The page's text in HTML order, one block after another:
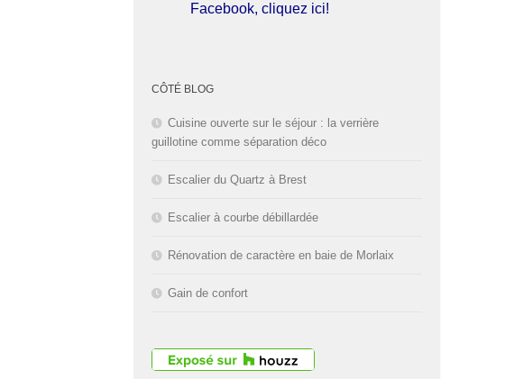
Facebook, cliquez ici!
congés d'été du
CÔTÉ BLOG
Cuisine ouverte sur le séjour : la verrière
guillotine comme séparation déco
Escalier du Quartz à Brest
Escalier à courbe débillardée
Rénovation de caractère en baie de Morlaix
Gain de confort